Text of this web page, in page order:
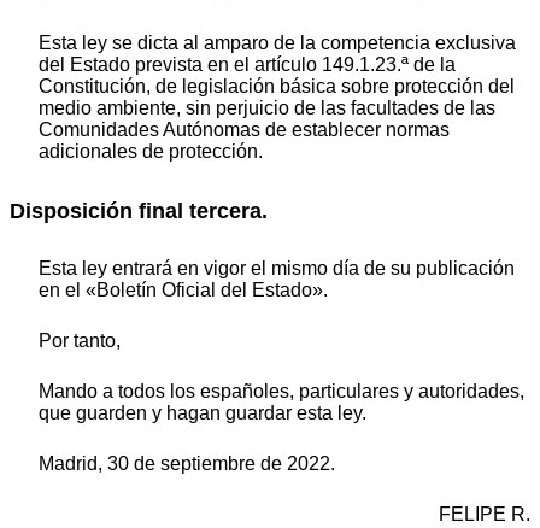
Esta ley se dicta al amparo de la competencia exclusiva
del Estado prevista en el artículo 149.1.23.ª de la
Constitución, de legislación básica sobre protección del
medio ambiente, sin perjuicio de las facultades de las
Comunidades Autónomas de establecer normas
adicionales de protección.
Disposición final tercera.
Esta ley entrará en vigor el mismo día de su publicación
en el «Boletín Oficial del Estado».
Por tanto,
Mando a todos los españoles, particulares y autoridades,
que guarden y hagan guardar esta ley.
Madrid, 30 de septiembre de 2022.
FELIPE R.